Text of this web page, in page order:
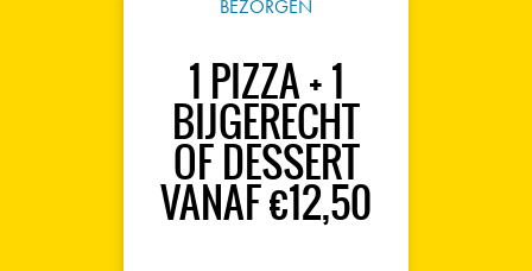
BEZORGEN
1 PIZZA + 1
BIJGERECHT
OF DESSERT
VANAF €12,50